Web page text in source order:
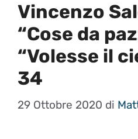
Vincenzo
“Cose da
“Volesse il
34
29 Ottobre 2020 di